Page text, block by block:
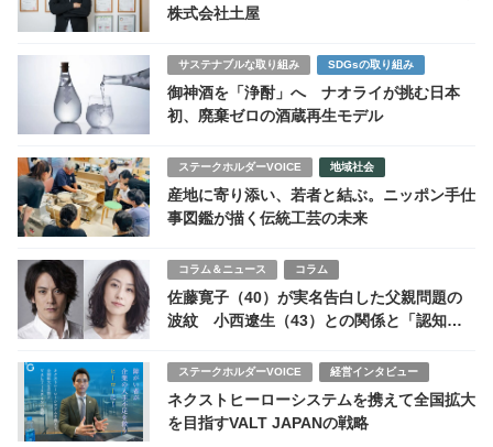
株式会社土屋
サステナブルな取り組み SDGsの取り組み
御神酒を「浄酎」へ ナオライが挑む日本
初、廃棄ゼロの酒蔵再生モデル
ステークホルダーVOICE 地域社会
産地に寄り添い、若者と結ぶ。ニッポン手仕
事図鑑が描く伝統工芸の未来
コラム＆ニュース コラム
佐藤寛子（40）が実名告白した父親問題の
波紋 小西遼生（43）との関係と「認知」
ステークホルダーVOICE 経営インタビュー
ネクストヒーローシステムを携えて全国拡大
を目指すVALT JAPANの戦略